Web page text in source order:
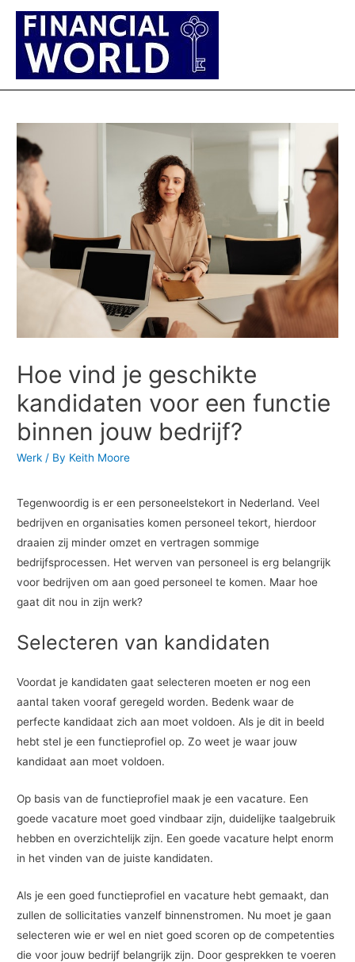
Hoe vind je geschikte
kandidaten voor een functie
binnen jouw bedrijf?
Werk / By Keith Moore
Tegenwoordig is er een personeelstekort in Nederland. Veel
bedrijven en organisaties komen personeel tekort, hierdoor
draaien zij minder omzet en vertragen sommige
bedrijfsprocessen. Het werven van personeel is erg belangrijk
voor bedrijven om aan goed personeel te komen. Maar hoe
gaat dit nou in zijn werk?
Selecteren van kandidaten
Voordat je kandidaten gaat selecteren moeten er nog een
aantal taken vooraf geregeld worden. Bedenk waar de
perfecte kandidaat zich aan moet voldoen. Als je dit in beeld
hebt stel je een functieprofiel op. Zo weet je waar jouw
kandidaat aan moet voldoen.
Op basis van de functieprofiel maak je een vacature. Een
goede vacature moet goed vindbaar zijn, duidelijke taalgebruik
hebben en overzichtelijk zijn. Een goede vacature helpt enorm
in het vinden van de juiste kandidaten.
Als je een goed functieprofiel en vacature hebt gemaakt, dan
zullen de sollicitaties vanzelf binnenstromen. Nu moet je gaan
selecteren wie er wel en niet goed scoren op de competenties
die voor jouw bedrijf belangrijk zijn. Door gesprekken te voeren